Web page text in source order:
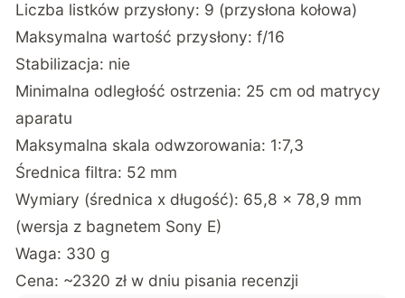
Liczba listków przysłony: 9 (przysłona kołowa)
Maksymalna wartość przysłony: f/16
Stabilizacja: nie
Minimalna odległość ostrzenia: 25 cm od matrycy
aparatu
Maksymalna skala odwzorowania: 1:7,3
Średnica filtra: 52 mm
Wymiary (średnica x długość): 65,8 × 78,9 mm
(wersja z bagnetem Sony E)
Waga: 330 g
Cena: ~2320 zł w dniu pisania recenzji